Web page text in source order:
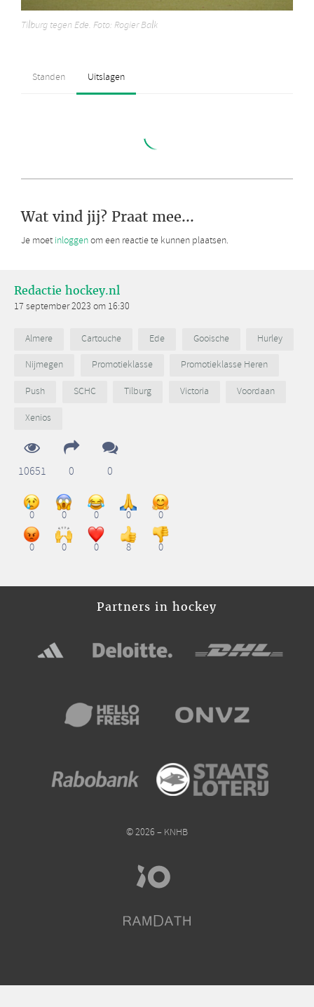
Tilburg tegen Ede. Foto: Rogier Balk
Wat vind jij? Praat mee...
Je moet inloggenom een reactie te kunnen plaatsen.
Redactie hockey.nl
17 september 2023 om 16:30
Almere Cartouche Ede Gooische
Hurley
Nijmegen
Promotieklasse
Promotieklasse Heren
Push
SCHC Tilburg Victoria
Voordaan
Xenios
10651 0 0
0 0 0 0 0
0 0 0 8 0
Partners in hockey
© 2026 – KNHB